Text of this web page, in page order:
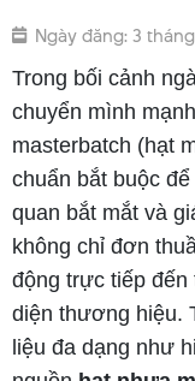
Ngày đăng: 3
Trong bối cảnh
chuyển mình
masterbatch (hạt
chuẩn bắt buộc
quan bắt mắt và
không chỉ đơn
động trực tiếp
diện thương hiệu.
liệu đa dạng như